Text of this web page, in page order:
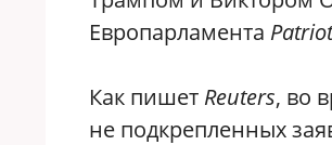
Европарламента
Как пишет Reuters, во
не подкрепленных